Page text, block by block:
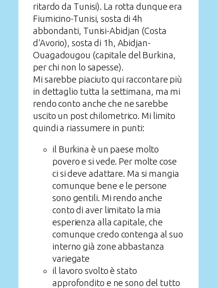
ritardo da Tunisi). La rotta dunque era
Fiumicino-Tunisi, sosta di 4h
abbondanti, Tunisi-Abidjan (Costa
d’Avorio), sosta di 1h, Abidjan-
Ouagadougou (capitale del Burkina,
per chi non lo sapesse).
Mi sarebbe piaciuto qui raccontare più
in dettaglio tutta la settimana, ma mi
rendo conto anche che ne sarebbe
uscito un post chilometrico. Mi limito
quindi a riassumere in punti:
il Burkina è un paese molto
povero e si vede. Per molte cose
ci si deve adattare. Ma si mangia
comunque bene e le persone
sono gentili. Mi rendo anche
conto di aver limitato la mia
esperienza alla capitale, che
comunque credo contenga al suo
interno già zone abbastanza
variegate
il lavoro svolto è stato
approfondito e ne sono del tutto